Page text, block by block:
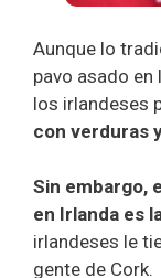
Aunque lo
pavo asado en
los irlandeses
con verduras
Sin embargo,
en Irlanda es
irlandeses le
gente de Cork.